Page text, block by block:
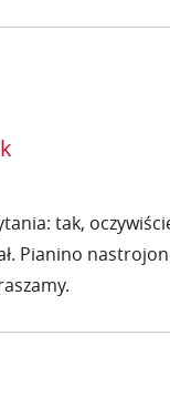
tak,
Pianino